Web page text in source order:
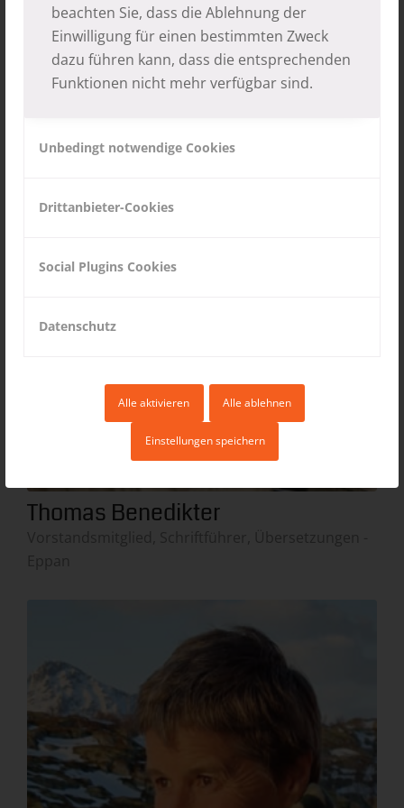
beachten Sie, dass die Ablehnung der
Einwilligung für einen bestimmten Zweck
dazu führen kann, dass die entsprechenden
Funktionen nicht mehr verfügbar sind.
Unbedingt notwendige Cookies
Drittanbieter-Cookies
Social Plugins Cookies
Datenschutz
Alle aktivieren Alle ablehnen
Einstellungen speichern
Thomas Benedikter